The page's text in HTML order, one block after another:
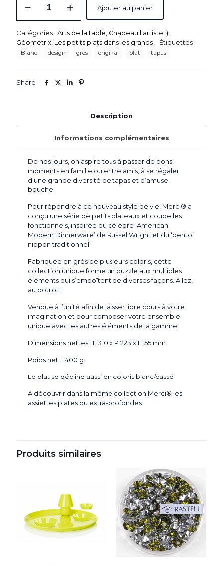
four
"MERCI®"
N°10
Gris
Ajouter au panier
Catégories : Arts de la table Chapeau l'artiste :)
Géométrix Les petits plats dans les grands Étiquettes :
Blanc design grès original plat tapas
Share
Description
Informations complémentaires
De nos jours, on aspire tous à passer de bons
moments en famille ou entre amis, à se régaler
d’une grande diversité de tapas et d’amuse-
bouche.
Pour répondre à ce nouveau style de vie, Merci® a
conçu une série de petits plateaux et coupelles
fonctionnels, inspirée du célèbre ‘American
Modern Dinnerware’ de Russel Wright et du ‘bento’
nippon traditionnel.
Fabriquée en grès de plusieurs coloris, cette
collection unique forme un puzzle aux multiples
éléments qui s’emboîtent de diverses façons. Allez,
au boulot !
Vendue à l’unité afin de laisser libre cours à votre
imagination et pour composer votre ensemble
unique avec les autres éléments de la gamme.
Dimensions nettes : L.310 x P.223 x H.55 mm.
Poids net : 1400 g.
Le plat se décline aussi en coloris blanc/cassé
A découvrir dans la même collection Merci® les
assiettes plates ou extra-profondes.
Produits similaires